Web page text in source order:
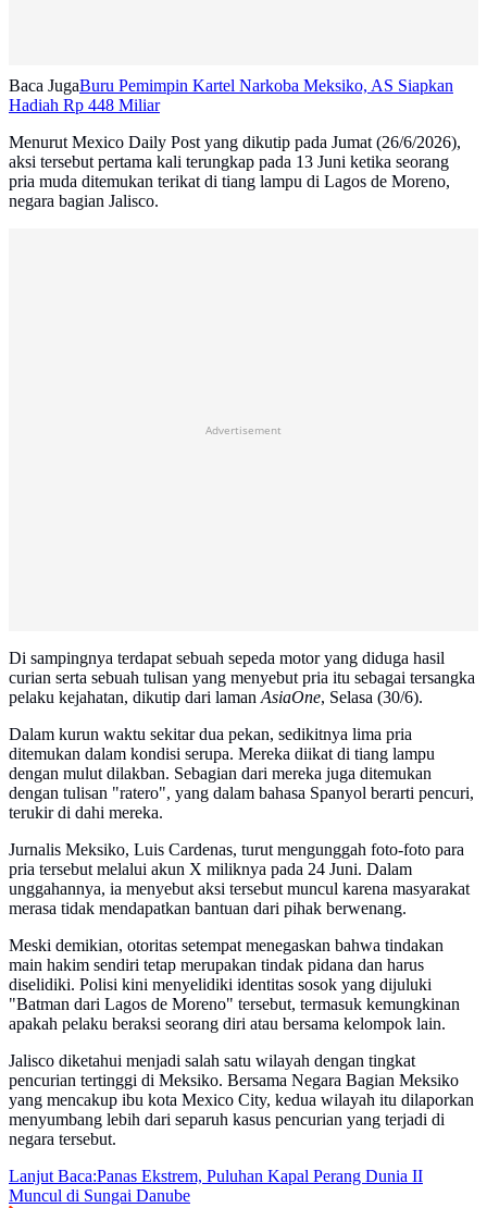
Baca JugaBuru Pemimpin Kartel Narkoba Meksiko, AS Siapkan
Hadiah Rp 448 Miliar
Menurut Mexico Daily Post yang dikutip pada Jumat (26/6/2026),
aksi tersebut pertama kali terungkap pada 13 Juni ketika seorang
pria muda ditemukan terikat di tiang lampu di Lagos de Moreno,
negara bagian Jalisco.
Advertisement
Di sampingnya terdapat sebuah sepeda motor yang diduga hasil
curian serta sebuah tulisan yang menyebut pria itu sebagai tersangka
pelaku kejahatan, dikutip dari lamanAsiaOne, Selasa (30/6).
Dalam kurun waktu sekitar dua pekan, sedikitnya lima pria
ditemukan dalam kondisi serupa. Mereka diikat di tiang lampu
dengan mulut dilakban. Sebagian dari mereka juga ditemukan
dengan tulisan "ratero", yang dalam bahasa Spanyol berarti pencuri,
terukir di dahi mereka.
Jurnalis Meksiko, Luis Cardenas, turut mengunggah foto-foto para
pria tersebut melalui akun X miliknya pada 24 Juni. Dalam
unggahannya, ia menyebut aksi tersebut muncul karena masyarakat
merasa tidak mendapatkan bantuan dari pihak berwenang.
Meski demikian, otoritas setempat menegaskan bahwa tindakan
main hakim sendiri tetap merupakan tindak pidana dan harus
diselidiki. Polisi kini menyelidiki identitas sosok yang dijuluki
"Batman dari Lagos de Moreno" tersebut, termasuk kemungkinan
apakah pelaku beraksi seorang diri atau bersama kelompok lain.
Jalisco diketahui menjadi salah satu wilayah dengan tingkat
pencurian tertinggi di Meksiko. Bersama Negara Bagian Meksiko
yang mencakup ibu kota Mexico City, kedua wilayah itu dilaporkan
menyumbang lebih dari separuh kasus pencurian yang terjadi di
negara tersebut.
Lanjut Baca:Panas Ekstrem, Puluhan Kapal Perang Dunia II
Muncul di Sungai Danube